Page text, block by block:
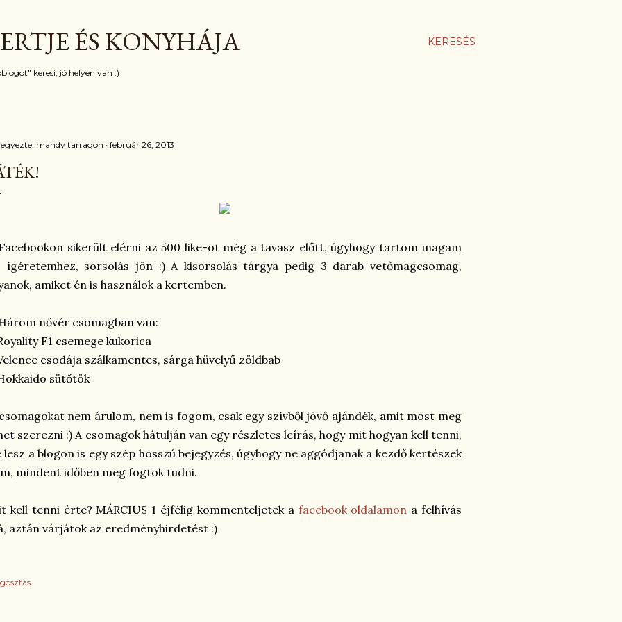
KERESÉS
ÉS KONYHÁJA
keresi, jó helyen van :)
mandy tarragon február 26, 2013
sikerült elérni az 500 like-ot még a tavasz előtt, úgyhogy tartom magam
ígéretemhez, sorsolás jön :) A kisorsolás tárgya pedig 3 darab vetőmagcsomag,
amiket én is használok a kertemben.
nővér csomagban van:
F1 csemege kukorica
csodája szálkamentes, sárga hüvelyű zöldbab
sütőtök
nem árulom, nem is fogom, csak egy szívből jövő ajándék, amit most meg
szerezni :) A csomagok hátulján van egy részletes leírás, hogy mit hogyan kell tenni,
lesz a blogon is egy szép hosszú bejegyzés, úgyhogy ne aggódjanak a kezdő kertészek
mindent időben meg fogtok tudni.
kell tenni érte? MÁRCIUS 1 éjfélig kommenteljetek a facebook oldalamon a felhívás
aztán várjátok az eredményhirdetést :)